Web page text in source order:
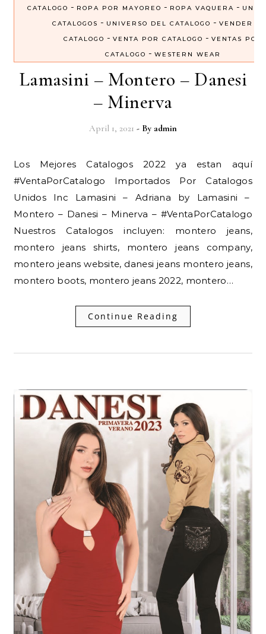
CATALOGO - ROPA POR MAYOREO - ROPA VAQUERA -
CATALOGOS - UNIVERSO DEL CATALOGO - VENDER
CATALOGO - VENTA POR CATALOGO - VENTAS POR
CATALOGO - WESTERN WEAR
Lamasini – Montero – Danesi
– Minerva
April 1, 2021 - By admin
Los Mejores Catalogos 2022 ya estan aquí
#VentaPorCatalogo Importados Por Catalogos
Unidos Inc Lamasini – Adriana by Lamasini –
Montero – Danesi – Minerva – #VentaPorCatalogo
Nuestros Catalogos incluyen: montero jeans,
montero jeans shirts, montero jeans company,
montero jeans website, danesi jeans montero jeans,
montero boots, montero jeans 2022, montero…
Continue Reading